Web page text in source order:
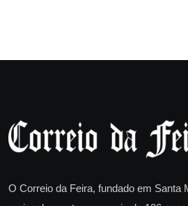
O Correio da Feira, fundado em Santa